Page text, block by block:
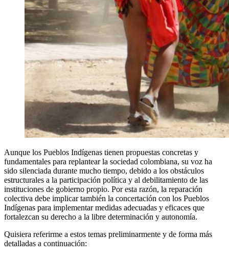
Aunque los Pueblos Indígenas tienen propuestas concretas y
fundamentales para replantear la sociedad colombiana, su voz ha
sido silenciada durante mucho tiempo, debido a los obstáculos
estructurales a la participación política y al debilitamiento de las
instituciones de gobierno propio. Por esta razón, la reparación
colectiva debe implicar también la concertación con los Pueblos
Indígenas para implementar medidas adecuadas y eficaces que
fortalezcan su derecho a la libre determinación y autonomía.
Quisiera referirme a estos temas preliminarmente y de forma más
detalladas a continuación: